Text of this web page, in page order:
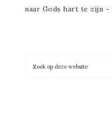
naar Gods hart te zijn ~